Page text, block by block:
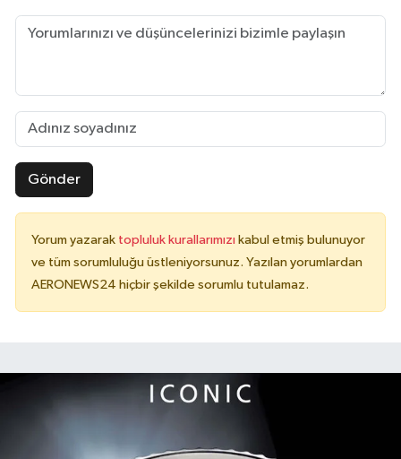
Gönder
Yorum yazarak topluluk kurallarımızı kabul etmiş bulunuyor
ve tüm sorumluluğu üstleniyorsunuz. Yazılan yorumlardan
AERONEWS24 hiçbir şekilde sorumlu tutulamaz.